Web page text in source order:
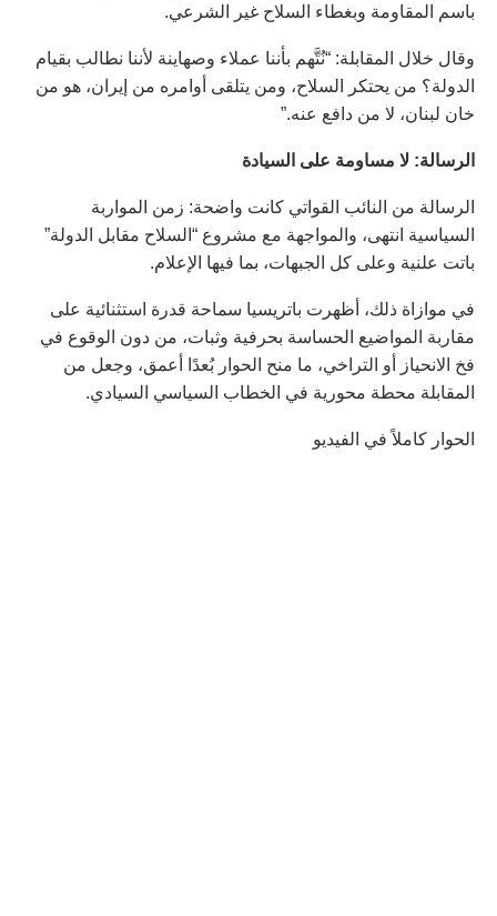
باسم المقاومة وبغطاء السلاح غير الشرعي.
وقال خلال المقابلة: “نُتَّهم بأننا عملاء وصهاينة لأننا نطالب بقيام
الدولة؟ من يحتكر السلاح، ومن يتلقى أوامره من إيران، هو من
خان لبنان، لا من دافع عنه.”
الرسالة: لا مساومة على السيادة
الرسالة من النائب القواتي كانت واضحة: زمن المواربة
السياسية انتهى، والمواجهة مع مشروع “السلاح مقابل الدولة”
باتت علنية وعلى كل الجبهات، بما فيها الإعلام.
في موازاة ذلك، أظهرت باتريسيا سماحة قدرة استثنائية على
مقاربة المواضيع الحساسة بحرفية وثبات، من دون الوقوع في
فخ الانحياز أو التراخي، ما منح الحوار بُعدًا أعمق، وجعل من
المقابلة محطة محورية في الخطاب السياسي السيادي.
الحوار كاملاً في الفيديو